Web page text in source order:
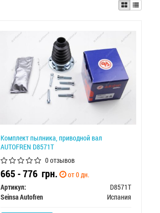
Комплект пылника, приводной вал
AUTOFREN D8571T
0 отзывов
665 - 776грн.
от 0 дн.
Артикул:
D8571T
Seinsa Autofren
Испания